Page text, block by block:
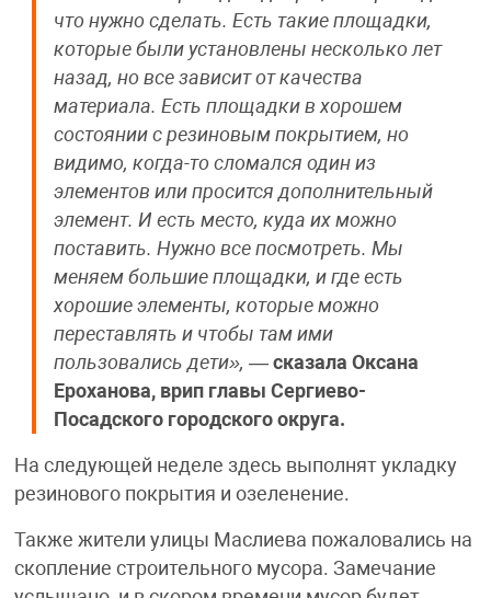
что нужно сделать. Есть такие площадки,
которые были установлены несколько лет
назад, но все зависит от качества
материала. Есть площадки в хорошем
состоянии с резиновым покрытием, но
видимо, когда-то сломался один из
элементов или просится дополнительный
элемент. И есть место, куда их можно
поставить. Нужно все посмотреть. Мы
меняем большие площадки, и где есть
хорошие элементы, которые можно
переставлять и чтобы там ими
пользовались дети», — сказала Оксана
Ероханова, врип главы Сергиево-
Посадского городского округа.
На следующей неделе здесь выполнят укладку
резинового покрытия и озеленение.
Также жители улицы Маслиева пожаловались на
скопление строительного мусора. Замечание